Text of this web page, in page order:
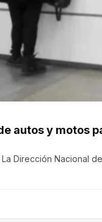
autos y motos
Dirección Nacional